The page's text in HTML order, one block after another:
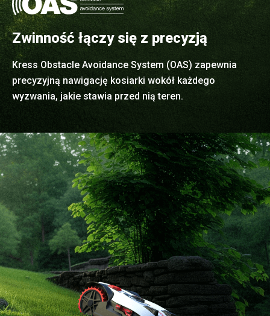
Zwinność łączy się z precyzją
Kress Obstacle Avoidance System (OAS) zapewnia
precyzyjną nawigację kosiarki wokół każdego
wyzwania, jakie stawia przed nią teren.